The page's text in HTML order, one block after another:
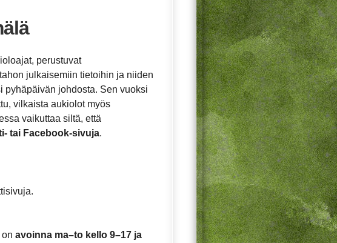
perustuvat
julkaisemiin tietoihin ja niiden
johdosta. Sen vuoksi
vilkaista aukiolot myös
vaikuttaa siltä, että
tai Facebook-sivuja.
avoinna ma–to kello 9–17 ja